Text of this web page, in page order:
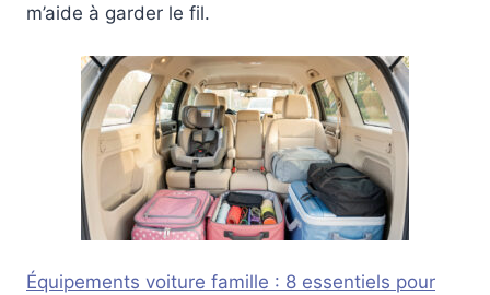
m’aide à garder le fil.
Équipements voiture famille : 8 essentiels pour